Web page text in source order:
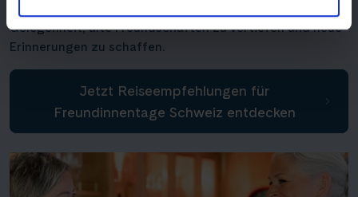
Gelegenheit, alte Freundschaften zu vertiefen und neue
Erinnerungen zu schaffen.
Jetzt Reiseempfehlungen für
Freundinnentage Schweiz entdecken